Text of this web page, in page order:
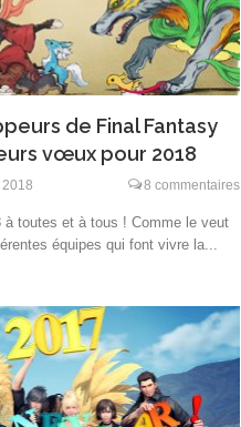
de Final Fantasy
vœux pour 2018
8 commentaires
à toutes et à tous ! Comme le veut
équipes qui font vivre la...